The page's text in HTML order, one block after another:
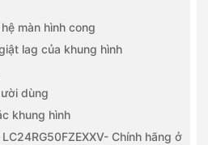
màn hình cong
lag của khung hình
dùng
khung hình
Chính hãng ở